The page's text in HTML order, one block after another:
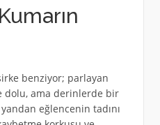
benziyor; parlayan
dolu, ama derinlerde bir
eğlencenin tadını